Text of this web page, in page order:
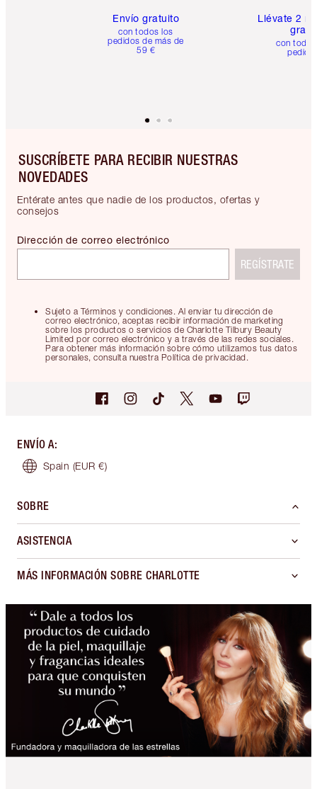
Envío gratuito
con todos los
pedidos de más de
59 €
Llévate 2
gratis
con
SUSCRÍBETE PARA RECIBIR NUESTRAS
NOVEDADES
Entérate antes que nadie de los productos, ofertas y
consejos
Sujeto a Términos y condiciones. Al enviar tu dirección de
correo electrónico, aceptas recibir información de marketing
sobre los productos o servicios de Charlotte Tilbury Beauty
Limited por correo electrónico y a través de las redes sociales.
Para obtener más información sobre cómo utilizamos tus datos
personales, consulta nuestra Política de privacidad.
Dirección de correo electrónico
REGÍSTRATE
ENVÍO A:
Spain (EUR €)
SOBRE
ASISTENCIA
MÁS INFORMACIÓN SOBRE CHARLOTTE